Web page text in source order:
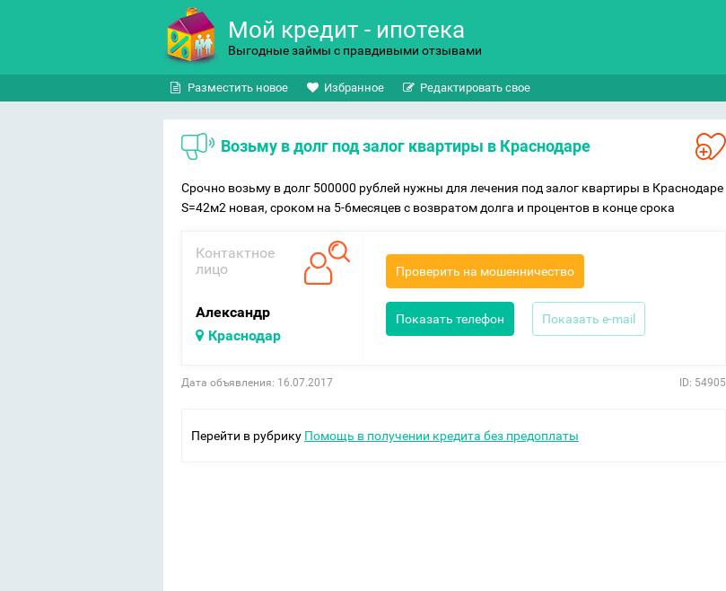
Мой кредит - ипотека
Выгодные займы с правдивыми отзывами
Разместить новое Избранное Редактировать свое
Возьму в долг под залог квартиры в Краснодаре
Срочно возьму в долг 500000 рублей нужны для лечения под залог квартиры в Краснодаре
S=42м2 новая, сроком на 5-6месяцев с возвратом долга и процентов в конце срока
Контактное
лицо
Aлександр
Краснодар
Проверить на мошенничество
Показать телефон Показать e-mail
Дата объявления: 16.07.2017 ID: 54905
Перейти в рубрику Помощь в получении кредита без предоплаты